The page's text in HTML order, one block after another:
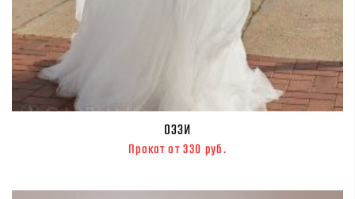
ОЗЗИ
Прокат от 330 руб.